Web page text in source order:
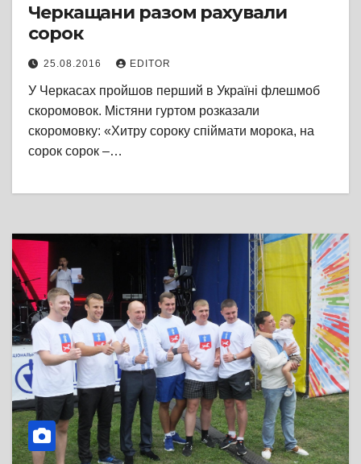
Черкащани разом рахували
сорок
25.08.2016 EDITOR
У Черкасах пройшов перший в Україні флешмоб
скоромовок. Містяни гуртом розказали
скоромовку: «Хитру сороку спіймати морока, на
сорок сорок –…